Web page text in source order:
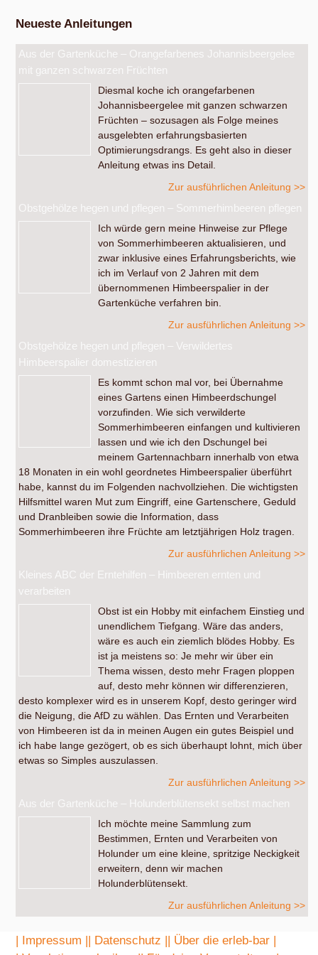
Neueste Anleitungen
Aus der Gartenküche – Orangefarbenes Johannisbeergelee
mit ganzen schwarzen Früchten
Diesmal koche ich orangefarbenen
Johannisbeergelee mit ganzen schwarzen
Früchten – sozusagen als Folge meines
ausgelebten erfahrungsbasierten
Optimierungsdrangs. Es geht also in dieser
Anleitung etwas ins Detail.
Zur ausführlichen Anleitung >>
Obstgehölze hegen und pflegen – Sommerhimbeeren pflegen
Ich würde gern meine Hinweise zur Pflege
von Sommerhimbeeren aktualisieren, und
zwar inklusive eines Erfahrungsberichts, wie
ich im Verlauf von 2 Jahren mit dem
übernommenen Himbeerspalier in der
Gartenküche verfahren bin.
Zur ausführlichen Anleitung >>
Obstgehölze hegen und pflegen – Verwildertes
Himbeerspalier domestizieren
Es kommt schon mal vor, bei Übernahme
eines Gartens einen Himbeerdschungel
vorzufinden. Wie sich verwilderte
Sommerhimbeeren einfangen und kultivieren
lassen und wie ich den Dschungel bei
meinem Gartennachbarn innerhalb von etwa
18 Monaten in ein wohl geordnetes Himbeerspalier überführt
habe, kannst du im Folgenden nachvollziehen. Die wichtigsten
Hilfsmittel waren Mut zum Eingriff, eine Gartenschere, Geduld
und Dranbleiben sowie die Information, dass
Sommerhimbeeren ihre Früchte am letztjährigen Holz tragen.
Zur ausführlichen Anleitung >>
Kleines ABC der Erntehilfen – Himbeeren ernten und
verarbeiten
Obst ist ein Hobby mit einfachem Einstieg und
unendlichem Tiefgang. Wäre das anders,
wäre es auch ein ziemlich blödes Hobby. Es
ist ja meistens so: Je mehr wir über ein
Thema wissen, desto mehr Fragen ploppen
auf, desto mehr können wir differenzieren,
desto komplexer wird es in unserem Kopf, desto geringer wird
die Neigung, die AfD zu wählen. Das Ernten und Verarbeiten
von Himbeeren ist da in meinen Augen ein gutes Beispiel und
ich habe lange gezögert, ob es sich überhaupt lohnt, mich über
etwas so Simples auszulassen.
Zur ausführlichen Anleitung >>
Aus der Gartenküche – Holunderblütensekt selbst machen
Ich möchte meine Sammlung zum
Bestimmen, Ernten und Verarbeiten von
Holunder um eine kleine, spritzige Neckigkeit
erweitern, denn wir machen
Holunderblütensekt.
Zur ausführlichen Anleitung >>
| Impressum | | Datenschutz |
| Über die erleb-bar |